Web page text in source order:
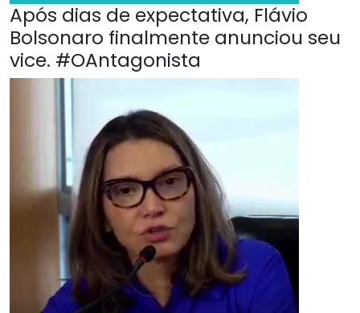
Após dias de expectativa, Flávio
Bolsonaro finalmente anunciou seu
vice. #OAntagonista